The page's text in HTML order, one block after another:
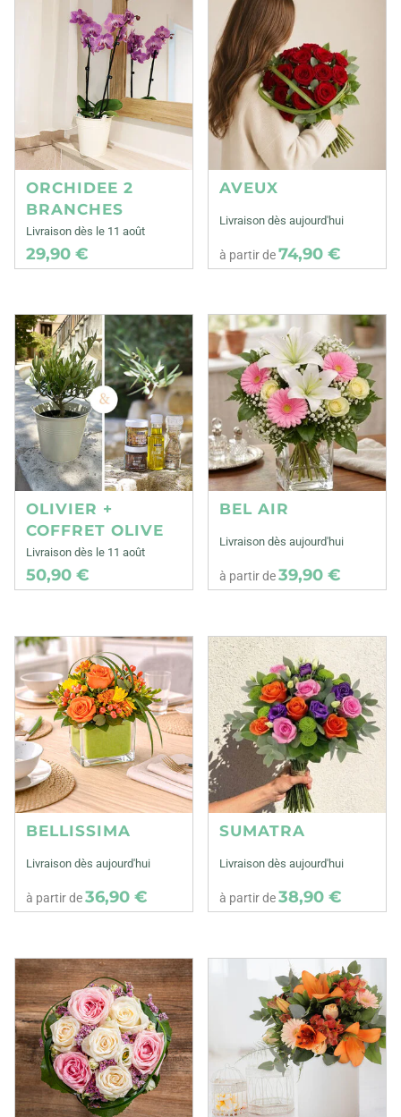
ORCHIDEE 2
BRANCHES
Livraison dès le 11 août
29,90 €
AVEUX
Livraison dès aujourd'hui
à partir de74,90 €
OLIVIER +
COFFRET OLIVE
Livraison dès le 11 août
50,90 €
BEL AIR
Livraison dès aujourd'hui
à partir de39,90 €
BELLISSIMA
Livraison dès aujourd'hui
à partir de36,90 €
SUMATRA
Livraison dès aujourd'hui
à partir de38,90 €